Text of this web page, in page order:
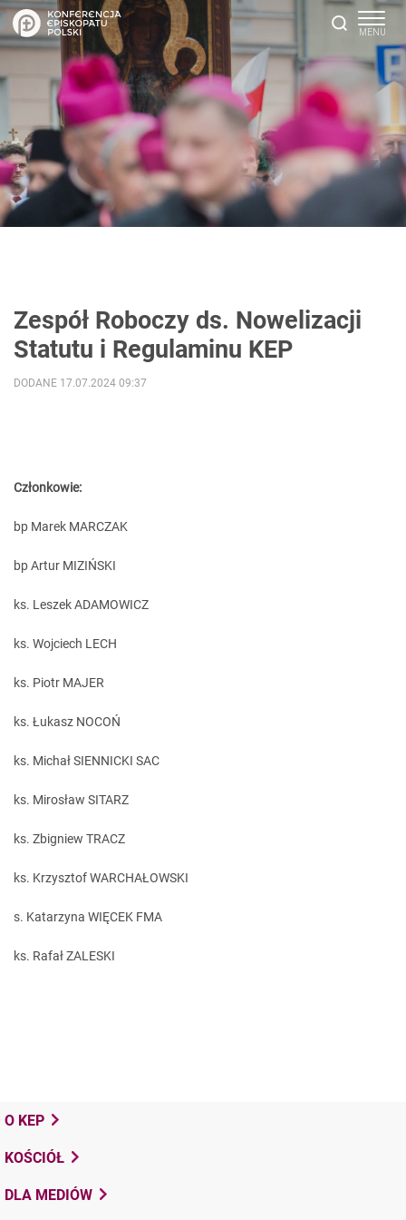
Zespół Roboczy ds. Nowelizacji
Statutu i Regulaminu KEP
DODANE 17.07.2024 09:37
Członkowie:
bp Marek MARCZAK
bp Artur MIZIŃSKI
ks. Leszek ADAMOWICZ
ks. Wojciech LECH
ks. Piotr MAJER
ks. Łukasz NOCOŃ
ks. Michał SIENNICKI SAC
ks. Mirosław SITARZ
ks. Zbigniew TRACZ
ks. Krzysztof WARCHAŁOWSKI
s. Katarzyna WIĘCEK FMA
ks. Rafał ZALESKI
O KEP
KOŚCIÓŁ
DLA MEDIÓW